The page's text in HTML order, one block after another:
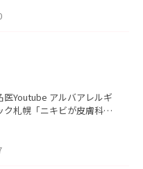
医Youtube アルバアレルギ
ク札幌「ニキビが皮膚科で